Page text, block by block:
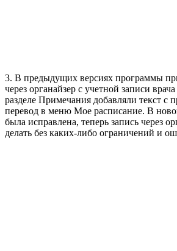
3. В предыдущих версиях программы
через органайзер с учетной записи
разделе Примечания добавляли текст с
перевод в меню Мое расписание. В
была исправлена, теперь запись через
делать без каких-либо ограничений и